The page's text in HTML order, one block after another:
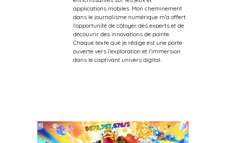
applications mobiles. Mon cheminement
dans le journalisme numérique m’a offert
l’opportunité de côtoyer des experts et de
découvrir des innovations de pointe.
Chaque texte que je rédige est une porte
ouverte vers l’exploration et l’immersion
dans le captivant univers digital.